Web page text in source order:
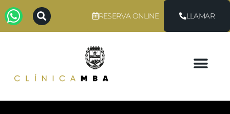
RESERVA ONLINE LLAMAR